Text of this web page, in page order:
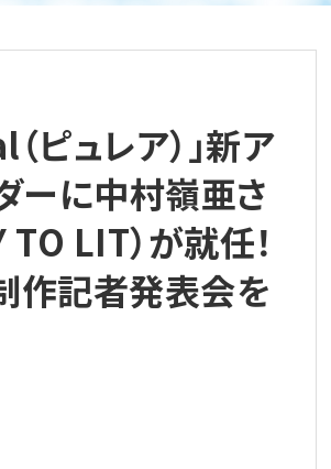
ピュレア）」新ア
ーに中村嶺亜さ
TO LIT）が就任！
作記者発表会を